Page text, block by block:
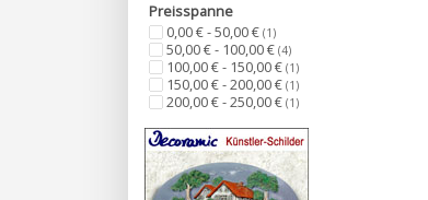
Preisspanne
0,00 € - 50,00 € (1)
50,00 € - 100,00 € (4)
100,00 € - 150,00 € (1)
150,00 € - 200,00 € (1)
200,00 € - 250,00 € (1)